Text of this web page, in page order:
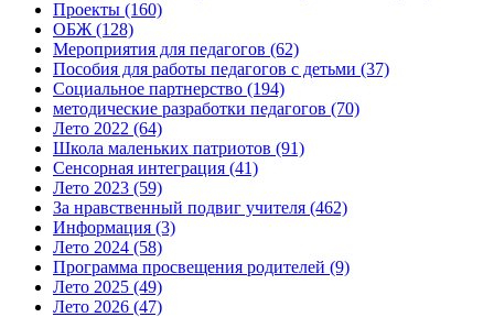
Проекты (160)
ОБЖ (128)
Мероприятия для педагогов (62)
Пособия для работы педагогов с детьми (37)
Социальное партнерство (194)
методические разработки педагогов (70)
Лето 2022 (64)
Школа маленьких патриотов (91)
Сенсорная интеграция (41)
Лето 2023 (59)
За нравственный подвиг учителя (462)
Информация (3)
Лето 2024 (58)
Программа просвещения родителей (9)
Лето 2025 (49)
Лето 2026 (47)